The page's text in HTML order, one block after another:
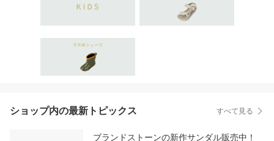
ショップ内の最新トピックス すべて見る
ブランドストーンの新作サンダル販売中！